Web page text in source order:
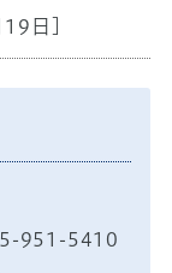
日]
951-5410